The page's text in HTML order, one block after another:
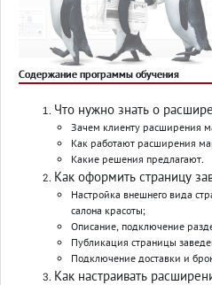
Содержание программы обучения
Что нужно знать о
Зачем клиенту расширения
Как работают расширения
Какие решения предлагают.
Как оформить страницу
Настройка внешнего вида
салона красоты;
Описание, подключение
Публикация страницы
Подключение доставки и
Как настраивать